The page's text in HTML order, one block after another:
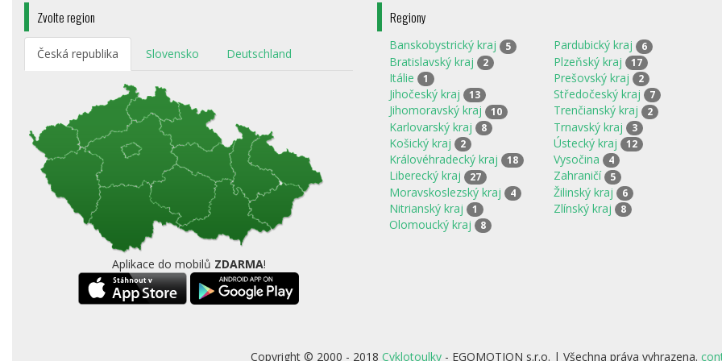
Zvolte region
Česká republika Slovensko Deutschland
Aplikace do mobilů ZDARMA!
Regiony
Banskobystrický kraj 5
Bratislavský kraj 2
Itálie 1
Jihočeský kraj 13
Jihomoravský kraj 10
Karlovarský kraj 8
Košický kraj 2
Královéhradecký kraj 18
Liberecký kraj 27
Moravskoslezský kraj 4
Nitrianský kraj 1
Olomoucký kraj 8
Pardubický kraj 6
Plzeňský kraj 17
Prešovský kraj 2
Středočeský kraj 7
Trenčianský kraj 2
Trnavský kraj 3
Ústecký kraj 12
Vysočina 4
Zahraničí 5
Žilinský kraj 6
Zlínský kraj 8
Copyright © 2000 - 2018 Cyklotoulky - EGOMOTION s.r.o. | Všechna práva vyhrazena.